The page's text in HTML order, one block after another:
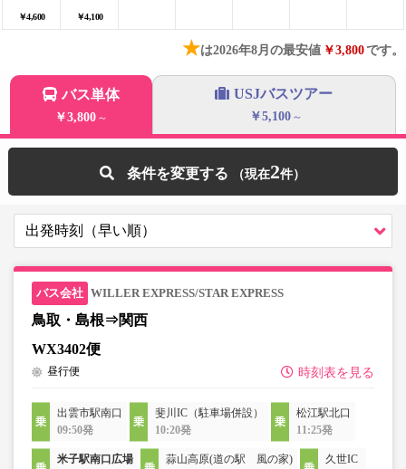
￥4,600 ￥4,100
★は2026年8月の最安値 ￥3,800です。
バス単体
￥3,800 ～
USJバスツアー
￥5,100 ～
条件を変更する 2
WILLER EXPRESS/STAR EXPRESS
鳥取・島根⇒関西
WX3402便
時刻表を見る
昼行便
出雲市駅南口
09:50発
斐川IC（駐車場併設）
10:20発
松江駅北口
11:25発
米子駅南口広場
蒜山高原(道の駅 風の家)
久世IC